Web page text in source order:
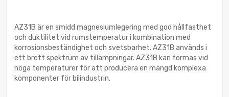
AZ31B är en smidd magnesiumlegering med god hållfasthet
och duktilitet vid rumstemperatur i kombination med
korrosionsbeständighet och svetsbarhet. AZ31B används i
ett brett spektrum av tillämpningar. AZ31B kan formas vid
höga temperaturer för att producera en mängd komplexa
komponenter för bilindustrin.